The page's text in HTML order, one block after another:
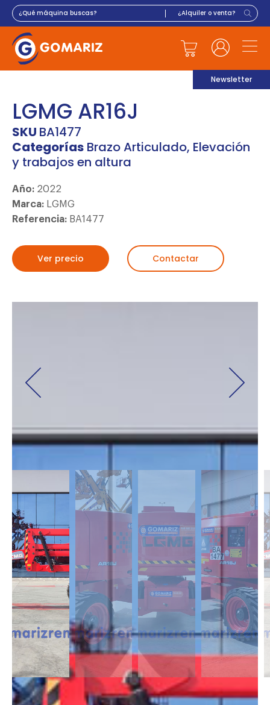
Newsletter
LGMG AR16J
SKU BA1477
Categorías Brazo Articulado, Elevación
y trabajos en altura
Año: 2022
Marca: LGMG
Referencia: BA1477
Ver precio Contactar